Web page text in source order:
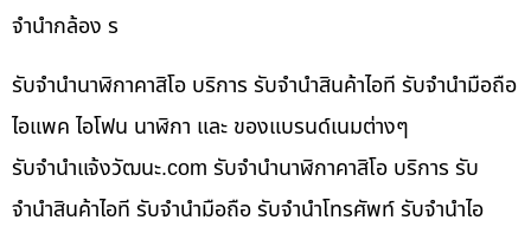
จำนำกล้อง ร
รับจำนำนาฬิกาคาสิโอ บริการ รับจำนำสินค้าไอที รับจำนำมือถือ
ไอแพค ไอโฟน นาฬิกา และ ของแบรนด์เนมต่างๆ
รับจํานําแจ้งวัฒนะ.com รับจำนำนาฬิกาคาสิโอ บริการ รับ
จำนำสินค้าไอที รับจำนำมือถือ รับจำนำโทรศัพท์ รับจำนำไอ